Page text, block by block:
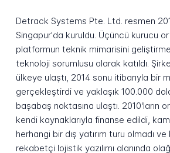
Detrack Systems Pte. Ltd. resmen
Singapur'da kuruldu. Üçüncü kurucu
platformun teknik mimarisini
teknoloji sorumlusu olarak katıldı.
ülkeye ulaştı, 2014 sonu itibarıyla bir
gerçekleştirdi ve yaklaşık 100.000
başabaş noktasına ulaştı. 2010'ların
kendi kaynaklarıyla finanse edildi,
herhangi bir dış yatırım turu olmadı
rekabetçi lojistik yazılımı alanında